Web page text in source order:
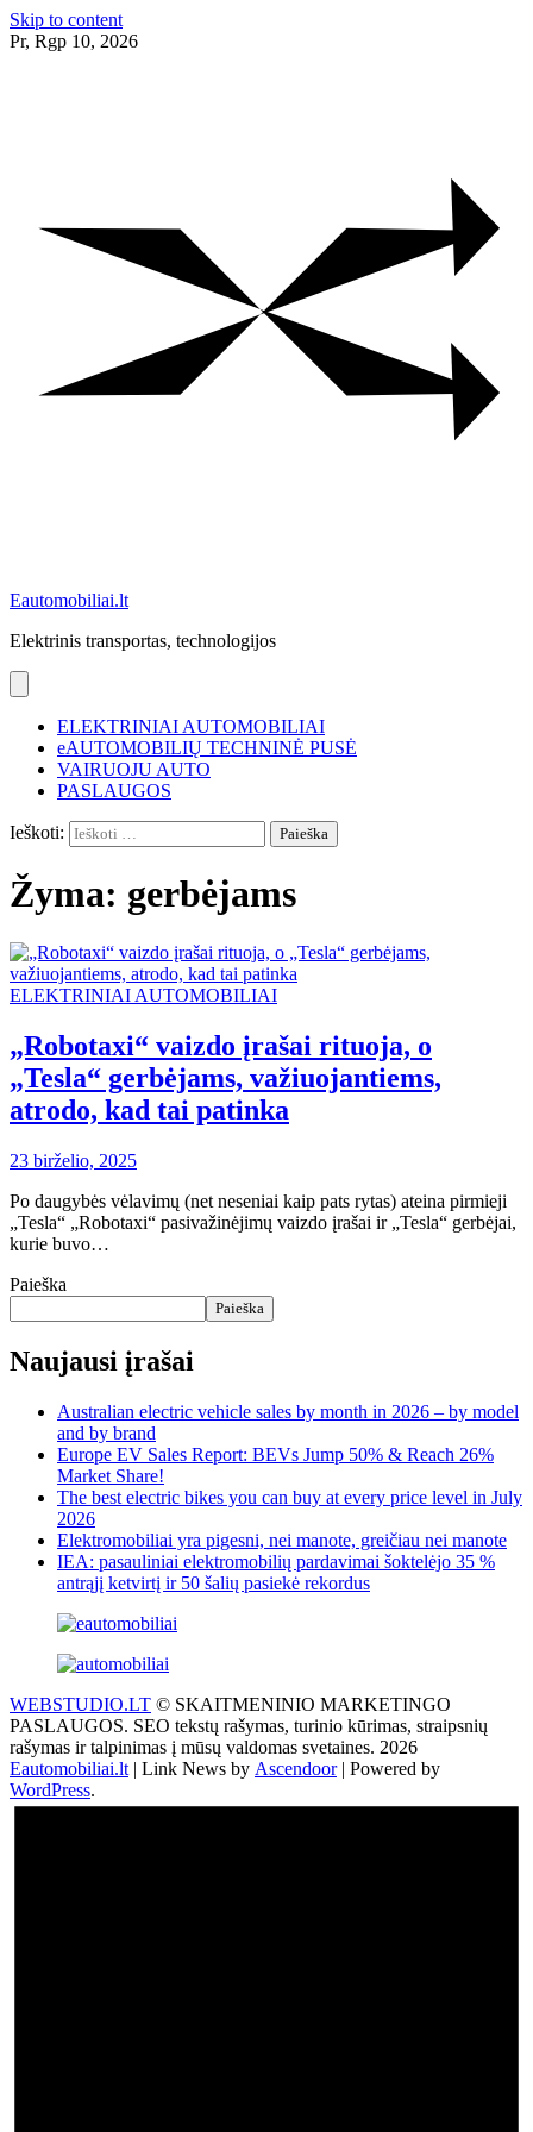
Skip to content
Pr, Rgp 10, 2026
Eautomobiliai.lt
Elektrinis transportas, technologijos
ELEKTRINIAI AUTOMOBILIAI
eAUTOMOBILIŲ TECHNINĖ PUSĖ
VAIRUOJU AUTO
PASLAUGOS
Ieškoti:
Žyma: gerbėjams
ELEKTRINIAI AUTOMOBILIAI
„Robotaxi“ vaizdo įrašai rituoja, o
„Tesla“ gerbėjams, važiuojantiems,
atrodo, kad tai patinka
23 birželio, 2025
Po daugybės vėlavimų (net neseniai kaip pats rytas) ateina pirmieji
„Tesla“ „Robotaxi“ pasivažinėjimų vaizdo įrašai ir „Tesla“ gerbėjai,
kurie buvo…
Paieška
Paieška
Naujausi įrašai
Australian electric vehicle sales by month in 2026 – by model
and by brand
Europe EV Sales Report: BEVs Jump 50% & Reach 26%
Market Share!
The best electric bikes you can buy at every price level in July
2026
Elektromobiliai yra pigesni, nei manote, greičiau nei manote
IEA: pasauliniai elektromobilių pardavimai šoktelėjo 35 %
antrąjį ketvirtį ir 50 šalių pasiekė rekordus
WEBSTUDIO.LT © SKAITMENINIO MARKETINGO
PASLAUGOS. SEO tekstų rašymas, turinio kūrimas, straipsnių
rašymas ir talpinimas į mūsų valdomas svetaines. 2026
Eautomobiliai.lt | Link News by Ascendoor| Powered by
WordPress.